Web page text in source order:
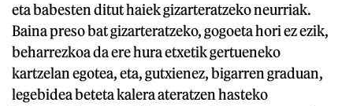
eta babesten ditut haiek gizarteratzeko neurriak.
Baina preso bat gizarteratzeko, gogoeta hori ez ezik,
beharrezkoa da ere hura etxetik gertueneko
kartzelan egotea, eta, gutxienez, bigarren graduan,
legebidea beteta kalera ateratzen hasteko